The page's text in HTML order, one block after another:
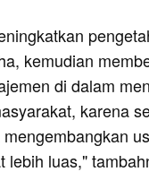
kemudian
di dalam
karena
lebih luas,"